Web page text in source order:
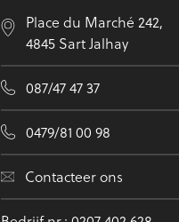
Place du Marché 242,
4845 Sart Jalhay
087/47 47 37
0479/81 00 98
Contacteer ons